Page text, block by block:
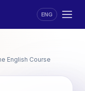
ENG
English Course